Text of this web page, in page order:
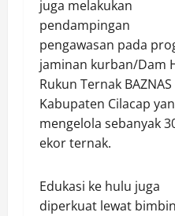
juga melakukan
pendampingan
pengawasan pada
jaminan kurban/Dam
Rukun Ternak BAZNAS
Kabupaten Cilacap
mengelola sebanyak
ekor ternak.
​Edukasi ke hulu juga
diperkuat lewat